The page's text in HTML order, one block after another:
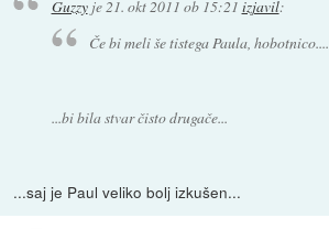
Guzzyje21. okt 2011 ob 15:21 izjavil:
Če bi meli še tistega Paula, hobotnico....
...bi bila stvar čisto drugače...
...saj je Paul veliko bolj izkušen...